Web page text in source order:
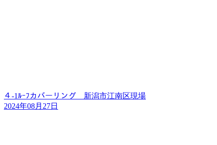
４-1ﾙｰﾌカバーリング 新潟市江南区現場
2024年08月27日